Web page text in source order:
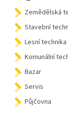
Zemědělská
Stavební
Lesní technika
Komunální
Bazar
Servis
Půjčovna